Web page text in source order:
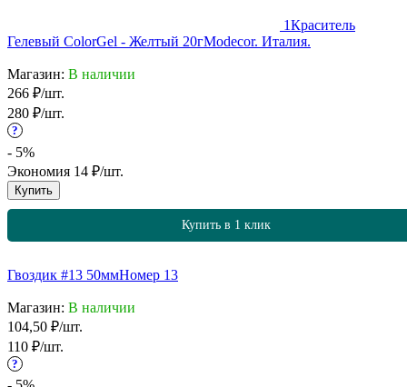
1Краситель
Гелевый ColorGel - Желтый 20гModecor. Италия.
Магазин: В наличии
266 ₽/шт.
280 ₽/шт.
?
- 5%
Экономия 14 ₽/шт.
Купить
Купить в 1 клик
Гвоздик #13 50ммНомер 13
Магазин: В наличии
104,50 ₽/шт.
110 ₽/шт.
?